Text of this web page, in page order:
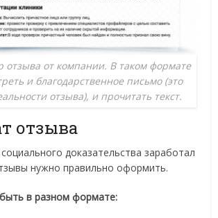
отзыва от компании. В таком формате
и благодарственное письмо (это
отзыва), и прочитать текст.
отзыва
доказательства заработал
нужно правильно оформить.
в разном формате: